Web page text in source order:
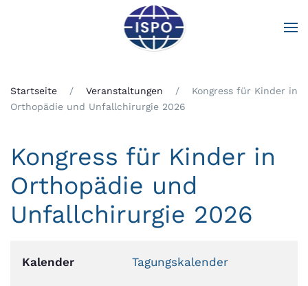
Zum Hauptinhalt springen
Startseite Veranstaltungen
Kongress für Kinder in
Orthopädie und Unfallchirurgie 2026
Kongress für Kinder in
Orthopädie und
Unfallchirurgie 2026
Kalender Tagungskalender